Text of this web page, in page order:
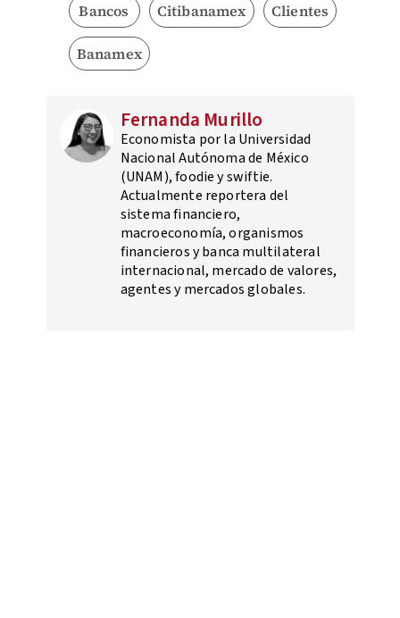
Bancos Citibanamex Clientes
Banamex
Fernanda Murillo
Economista por la Universidad
Nacional Autónoma de México
(UNAM), foodie y swiftie.
Actualmente reportera del
sistema financiero,
macroeconomía, organismos
financieros y banca multilateral
internacional, mercado de valores,
agentes y mercados globales.